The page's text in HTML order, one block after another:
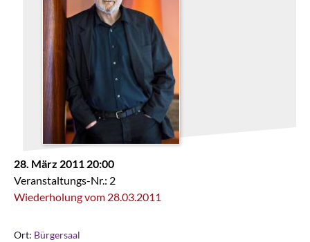
28. März 2011 20:00
Veranstaltungs-Nr.: 2
Wiederholung vom 28.03.2011
Ort: Bürgersaal